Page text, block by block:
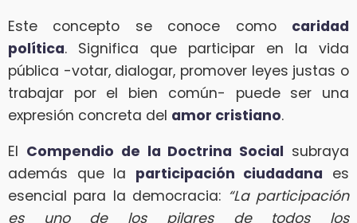
Este concepto se conoce como caridad
política. Significa que participar en la vida
pública -votar, dialogar, promover leyes justas o
trabajar por el bien común- puede ser una
expresión concreta del amor cristiano.
El Compendio de la Doctrina Social subraya
además que la participación ciudadana es
esencial para la democracia: “La participación
es uno de los pilares de todos los